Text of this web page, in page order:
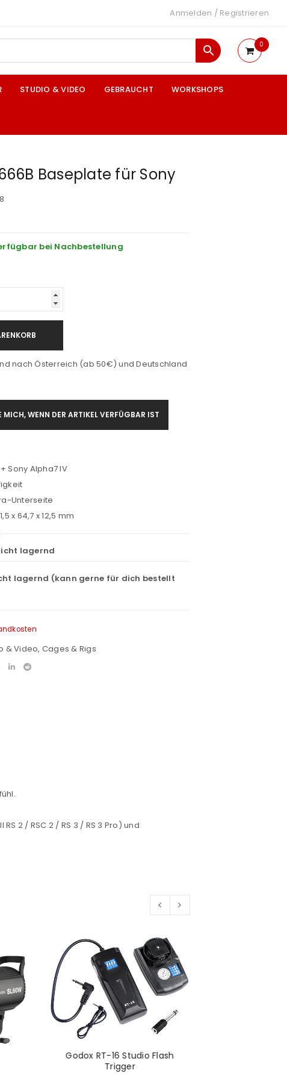
neuen Passworts wird an deine E-
eröffnen und akzeptiere die
Anmelden / Registrieren
0
STUDIO & VIDEO GEBRAUCHT WORKSHOPS
Baseplate für Sony
bei Nachbestellung
nach Österreich (ab 50€) und Deutschland
WENN DER ARTIKEL VERFÜGBAR IST
Sony Alpha7 IV
Unterseite
x 64,7 x 12,5 mm
lagernd
lagernd (kann gerne für dich bestellt
& Video, Cages & Rigs
2 / RSC 2 / RS 3 / RS 3 Pro) und
Godox RT-16 Studio Flash
Trigger